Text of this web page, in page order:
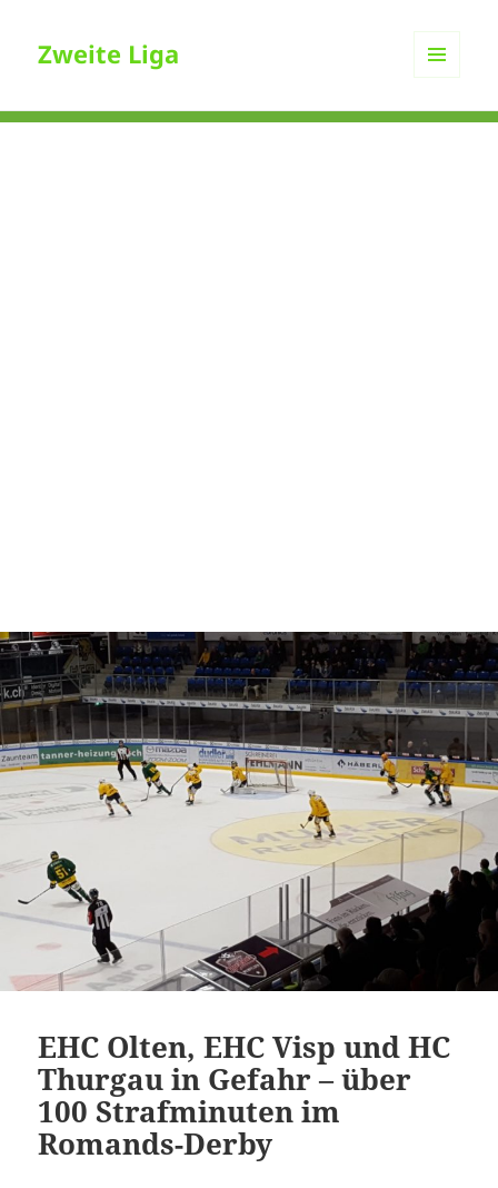
Zweite Liga
WIDGETS
EHC Olten, EHC Visp und HC
Thurgau in Gefahr – über
100 Strafminuten im
Romands-Derby